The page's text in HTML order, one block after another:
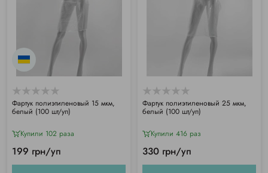
Фартук полиэтиленовый 15 мкм,
белый (100 шт/уп)
Купили 102 раза
199 грн/уп
Фартук полиэтиленовый 25 мкм,
белый (100 шт/уп)
Купили 416 раз
330 грн/уп